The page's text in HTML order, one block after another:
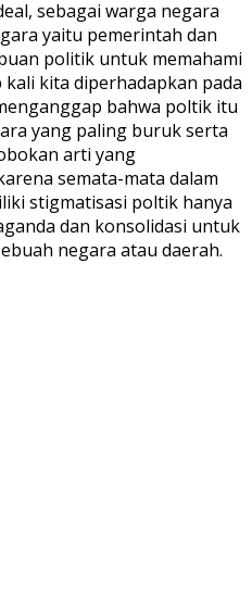
sebagai warga negara
yaitu pemerintah dan
politik untuk memahami
kita diperhadapkan pada
bahwa poltik itu
yang paling buruk serta
arti yang
semata-mata dalam
stigmatisasi poltik hanya
dan konsolidasi untuk
negara atau daerah.